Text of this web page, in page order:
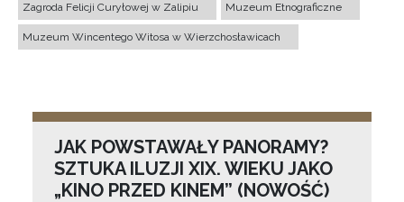
Zagroda Felicji Curyłowej w Zalipiu Muzeum Etnograficzne
Muzeum Wincentego Witosa w Wierzchosławicach
JAK POWSTAWAŁY PANORAMY?
SZTUKA ILUZJI XIX. WIEKU JAKO
„KINO PRZED KINEM” (NOWOŚĆ)